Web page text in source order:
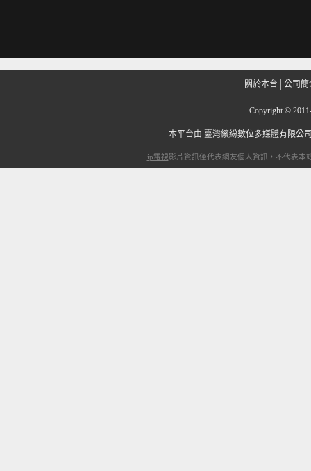
關於本台 公司簡
Copyright ©
本平台由 臺灣繽紛數位多媒體有限公
ip電視影片資訊僅代表網友個人資訊，不代表本